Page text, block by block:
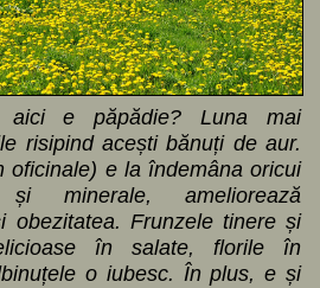
e păpădie? Luna mai
risipind acești bănuți de aur.
oficinale) e la îndemâna oricui
minerale, ameliorează
obezitatea. Frunzele tinere și
în salate, florile în
o iubesc. În plus, e și